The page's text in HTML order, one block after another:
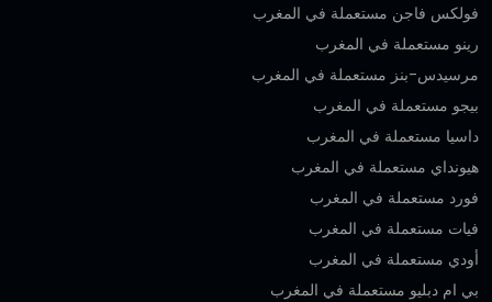
فولكس فاجن مستعملة في المغرب
رينو مستعملة في المغرب
مرسيدس-بنز مستعملة في المغرب
بيجو مستعملة في المغرب
داسيا مستعملة في المغرب
هيونداي مستعملة في المغرب
فورد مستعملة في المغرب
فيات مستعملة في المغرب
أودي مستعملة في المغرب
بي ام دبليو مستعملة في المغرب